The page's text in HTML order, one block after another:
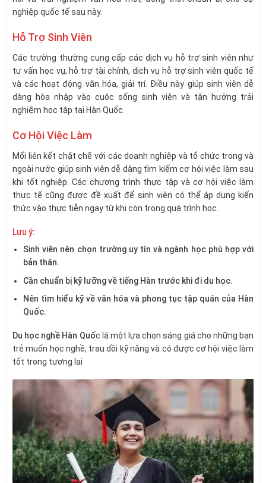
nghiệp quốc tế sau này.
Hỗ Trợ Sinh Viên
Các trường thường cung cấp các dịch vụ hỗ trợ sinh viên như
tư vấn học vụ, hỗ trợ tài chính, dịch vụ hỗ trợ sinh viên quốc tế
và các hoạt động văn hóa, giải trí. Điều này giúp sinh viên dễ
dàng hòa nhập vào cuộc sống sinh viên và tận hưởng trải
nghiệm học tập tại Hàn Quốc.
Cơ Hội Việc Làm
Mối liên kết chặt chẽ với các doanh nghiệp và tổ chức trong và
ngoài nước giúp sinh viên dễ dàng tìm kiếm cơ hội việc làm sau
khi tốt nghiệp. Các chương trình thực tập và cơ hội việc làm
thực tế cũng được đề xuất để sinh viên có thể áp dụng kiến
thức vào thực tiễn ngay từ khi còn trong quá trình học.
Lưu ý:
Sinh viên nên chọn trường uy tín và ngành học phù hợp với
bản thân.
Cần chuẩn bị kỹ lưỡng về tiếng Hàn trước khi đi du học.
Nên tìm hiểu kỹ về văn hóa và phong tục tập quán của Hàn
Quốc.
Du học nghề Hàn Quốc là một lựa chọn sáng giá cho những bạn
trẻ muốn học nghề, trau dồi kỹ năng và có được cơ hội việc làm
tốt trong tương lai